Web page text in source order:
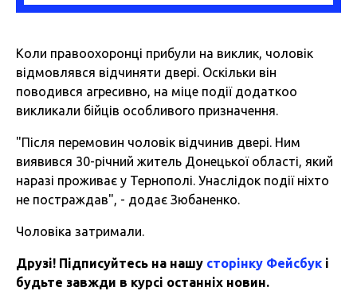
Коли правоохоронці прибули на виклик, чоловік
відмовлявся відчиняти двері. Оскільки він
поводився агресивно, на міце події додаткоо
викликали бійців особливого призначення.
"Після перемовин чоловік відчинив двері. Ним
виявився 30-річний житель Донецької області, який
наразі проживає у Тернополі. Унаслідок події ніхто
не постраждав", - додає Зюбаненко.
Чоловіка затримали.
Друзі! Підписуйтесь на нашу сторінку Фейсбук і
будьте завжди в курсі останніх новин.